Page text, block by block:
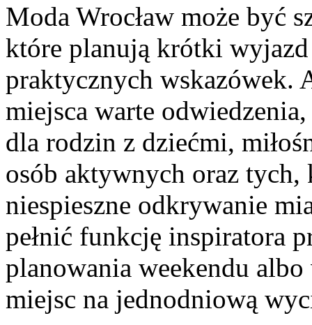
Moda Wrocław może być
które planują krótki
praktycznych wskazówek.
miejsca warte
dla rodzin z dziećmi,
osób aktywnych oraz
niespieszne odkrywanie
pełnić funkcję inspiratora
planowania weekendu
miejsc na jednodniową